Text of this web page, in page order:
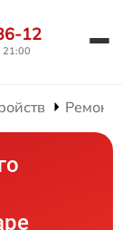
12
21:00
Ремонт